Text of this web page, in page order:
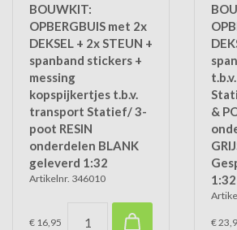
BOUWKIT:
OPBERGBUIS met 2x
DEKSEL + 2x STEUN +
spanband stickers +
messing
kopspijkertjes t.b.v.
transport Statief/ 3-
poot RESIN
onderdelen BLANK
geleverd 1:32
Artikelnr. 346010
€ 16,95
&
1:32
€